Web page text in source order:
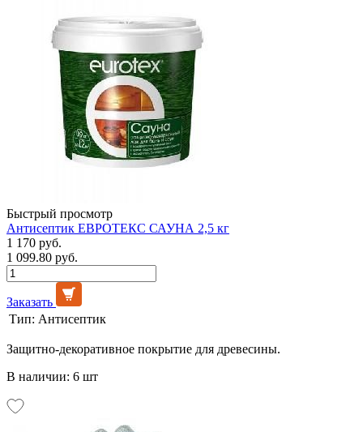
Быстрый просмотр
Антисептик ЕВРОТЕКС САУНА 2,5 кг
1 170 руб.
1 099.80 руб.
Заказать
Тип: Антисептик
Защитно-декоративное покрытие для древесины.
В наличии: 6 шт